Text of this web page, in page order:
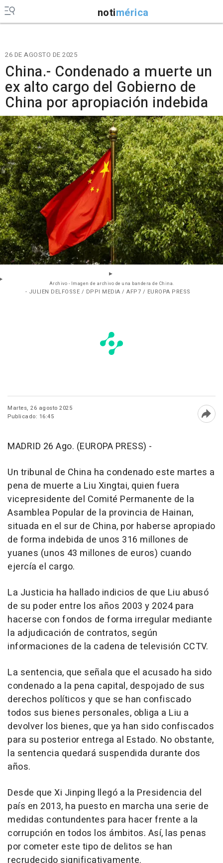
notimérica
26 DE AGOSTO DE 2025
China.- Condenado a muerte un
ex alto cargo del Gobierno de
China por apropiación indebida
Archivo - Imagen de archivo de una bandera de China.
- JULIEN DELFOSSE / DPPI MEDIA / AFP7 / EUROPA PRESS
Martes, 26 agosto 2025
Publicado: 16:45
MADRID 26 Ago. (EUROPA PRESS) -
Un tribunal de China ha condenado este martes a
pena de muerte a Liu Xingtai, quien fuera
vicepresidente del Comité Permanente de la
Asamblea Popular de la provincia de Hainan,
situada en el sur de China, por haberse apropiado
de forma indebida de unos 316 millones de
yuanes (unos 43 millones de euros) cuando
ejercía el cargo.
La Justicia ha hallado indicios de que Liu abusó
de su poder entre los años 2003 y 2024 para
hacerse con fondos de forma irregular mediante
la adjudicación de contratos, según
informaciones de la cadena de televisión CCTV.
La sentencia, que señala que el acusado ha sido
condenado a la pena capital, despojado de sus
derechos políticos y que se han confiscado
todos sus bienes personales, obliga a Liu a
devolver los bienes, que ya han sido confiscados
para su posterior entrega al Estado. No obstante,
la sentencia quedará suspendida durante dos
años.
Desde que Xi Jinping llegó a la Presidencia del
país en 2013, ha puesto en marcha una serie de
medidas contundentes para hacer frente a la
corrupción en todos los ámbitos. Así, las penas
por cometer este tipo de delitos se han